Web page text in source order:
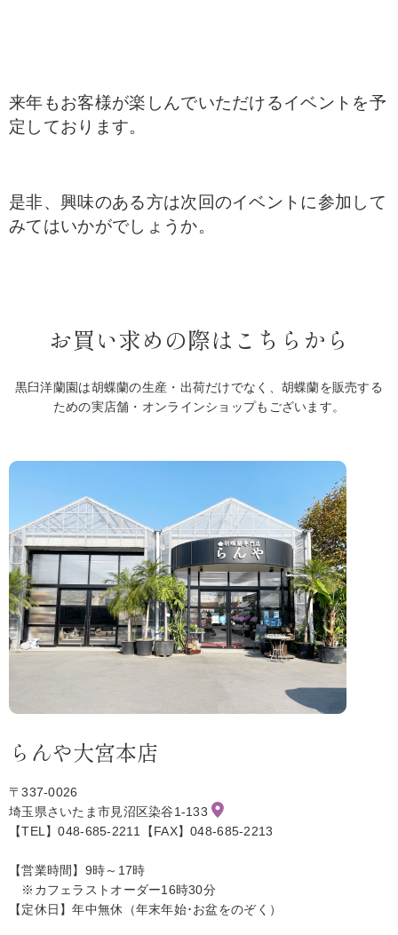
来年もお客様が楽しんでいただけるイベントを予
定しております。
是非、興味のある方は次回のイベントに参加して
みてはいかがでしょうか。
お買い求めの際はこちらから
黒臼洋蘭園は胡蝶蘭の生産・出荷だけでなく、胡蝶蘭を販売する
ための実店舗・オンラインショップもございます。
らんや大宮本店
〒337-0026
埼玉県さいたま市見沼区染谷1-133
【TEL】048-685-2211【FAX】048-685-2213
【営業時間】9時～17時
※カフェラストオーダー16時30分
【定休日】年中無休（年末年始･お盆をのぞく）